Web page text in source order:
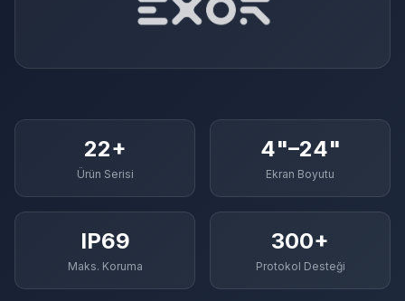
22+
Ürün Serisi
4"–24"
Ekran Boyutu
IP69
Maks. Koruma
300+
Protokol Desteği